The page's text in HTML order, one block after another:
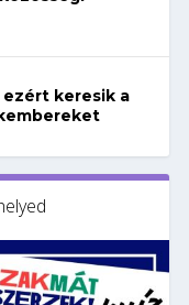
ezért keresik a